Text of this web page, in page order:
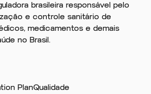
brasileira responsável pelo
e controle sanitário de
medicamentos e demais
no Brasil.
PlanQualidade